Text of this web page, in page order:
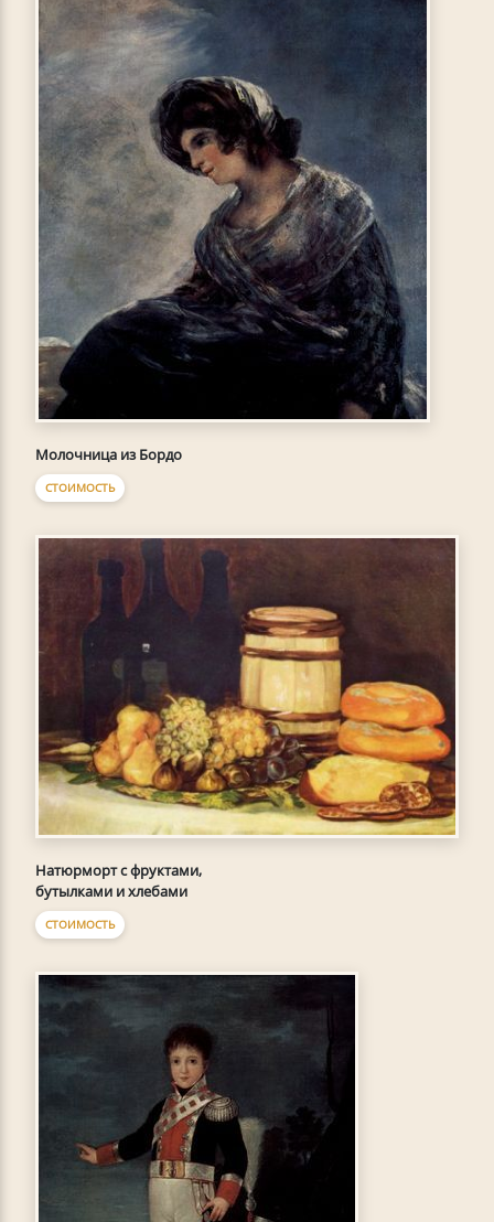
Молочница из Бордо
СТОИМОСТЬ
Натюрморт с фруктами,
бутылками и хлебами
СТОИМОСТЬ